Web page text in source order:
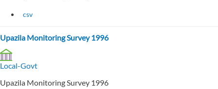
csv
Upazila Monitoring Survey 1996
Local-Govt
Upazila Monitoring Survey 1996